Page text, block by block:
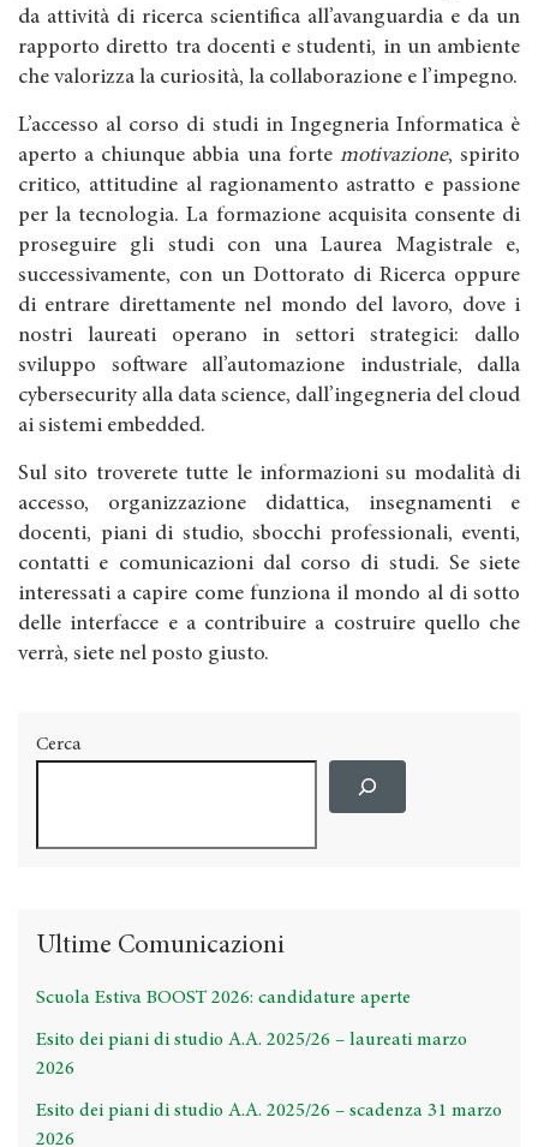
da attività di ricerca scientifica all’avanguardia e da un
rapporto diretto tra docenti e studenti, in un ambiente
che valorizza la curiosità, la collaborazione e l’impegno.
L’accesso al corso di studi in Ingegneria Informatica è
aperto a chiunque abbia una forte motivazione, spirito
critico, attitudine al ragionamento astratto e passione
per la tecnologia. La formazione acquisita consente di
proseguire gli studi con una Laurea Magistrale e,
successivamente, con un Dottorato di Ricerca oppure
di entrare direttamente nel mondo del lavoro, dove i
nostri laureati operano in settori strategici: dallo
sviluppo software all’automazione industriale, dalla
cybersecurity alla data science, dall’ingegneria del cloud
ai sistemi embedded.
Sul sito troverete tutte le informazioni su modalità di
accesso, organizzazione didattica, insegnamenti e
docenti, piani di studio, sbocchi professionali, eventi,
contatti e comunicazioni dal corso di studi. Se siete
interessati a capire come funziona il mondo al di sotto
delle interfacce e a contribuire a costruire quello che
verrà, siete nel posto giusto.
Cerca
Ultime Comunicazioni
Scuola Estiva BOOST 2026: candidature aperte
Esito dei piani di studio A.A. 2025/26 – laureati marzo
2026
Esito dei piani di studio A.A. 2025/26 – scadenza 31 marzo
2026